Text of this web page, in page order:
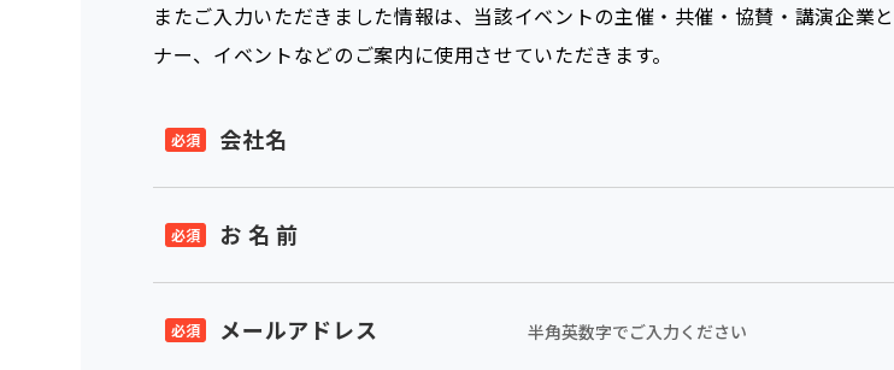
またご入力いただきました情報は、当該イベントの主催・共催・協賛・講演企業
ナー、イベントなどのご案内に使用させていただきます。
会社名
お 名 前
メールアドレス 半角英数字でご入力ください